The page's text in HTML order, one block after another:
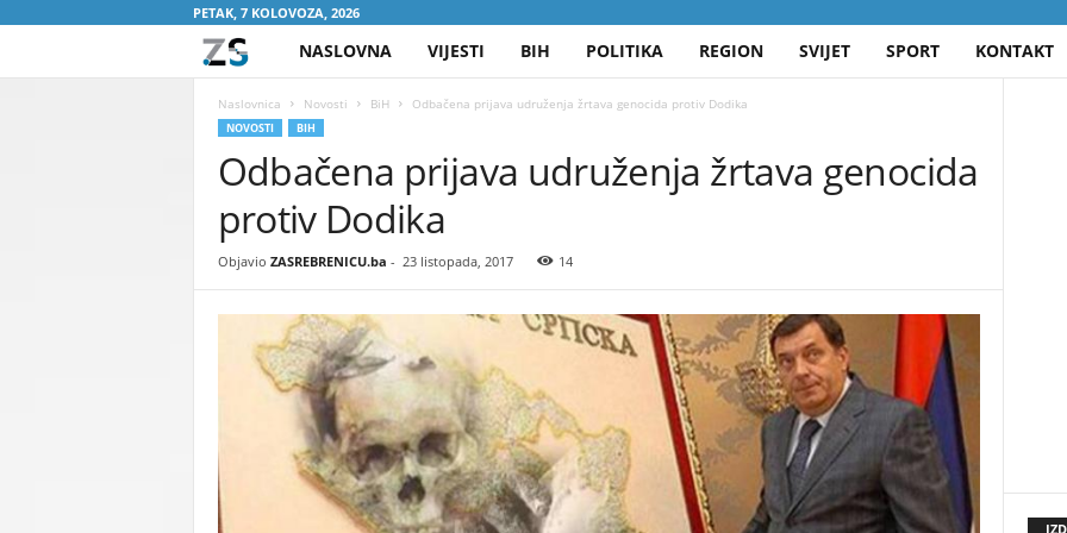
PETAK, 7 KOLOVOZA, 2026
A
R
E
B
R
NASLOVNA VIJESTI BIH POLITIKA REGION SVIJET SPORT KONTAKT
Naslovnica Novosti BiH Odbačena prijava udruženja žrtava genocida protiv Dodika
NOVOSTI BIH
Odbačena prijava udruženja žrtava genocida
protiv Dodika
Objavio ZASREBRENICU.ba - 23 listopada, 2017 14